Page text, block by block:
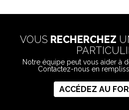
VOUS RECHERCHEZ
Notre équipe peut vous aider à
Contactez-nous en
ACCÉDEZ AU